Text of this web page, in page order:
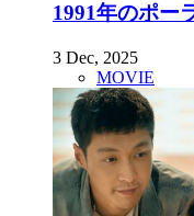
1991年のポー
3 Dec, 2025
MOVIE